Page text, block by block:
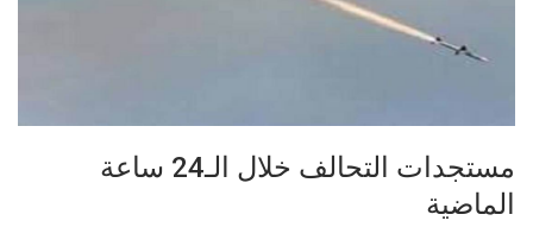
مستجدات التحالف خلال الـ24 ساعة
الماضية